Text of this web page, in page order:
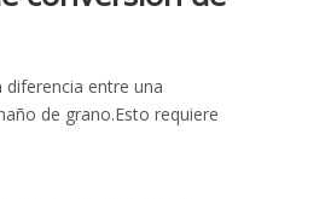
entre una
de grano.Esto requiere